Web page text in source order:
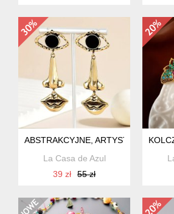
ABSTRAKCYJNE, ARTYSTYCZNE
La Casa de Azul
39 zł
55 zł